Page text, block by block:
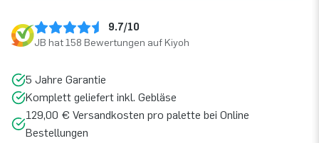
9.7/10
JB hat 158 Bewertungen auf Kiyoh
5 Jahre Garantie
Komplett geliefert inkl. Gebläse
129,00 € Versandkosten pro palette bei Online
Bestellungen